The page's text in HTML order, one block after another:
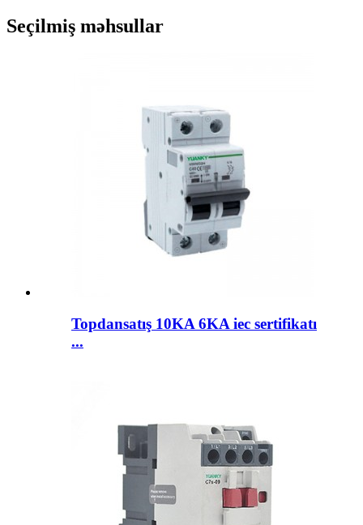
Seçilmiş məhsullar
Topdansatış 10KA 6KA iec sertifikatı
...